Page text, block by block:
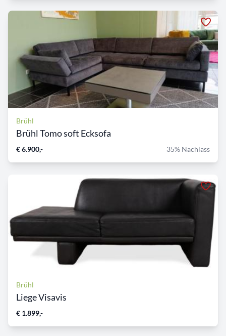
Brühl
Brühl Tomo soft Ecksofa
€ 6.900,- 35% Nachlass
Brühl
Liege Visavis
€ 1.899,-